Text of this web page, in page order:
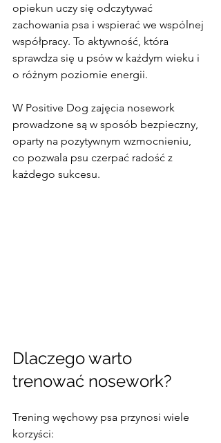
opiekun uczy się odczytywać
zachowania psa i wspierać we wspólnej
współpracy. To aktywność, która
sprawdza się u psów w każdym wieku i
o różnym poziomie energii.
W Positive Dog zajęcia nosework
prowadzone są w sposób bezpieczny,
oparty na pozytywnym wzmocnieniu,
co pozwala psu czerpać radość z
każdego sukcesu.
Dlaczego warto
trenować nosework?
Trening węchowy psa przynosi wiele
korzyści: